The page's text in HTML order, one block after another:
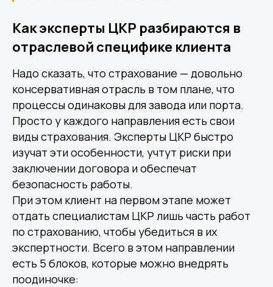
Как эксперты ЦКР разбираются в
отраслевой специфике клиента
Надо сказать, что страхование — довольно
консервативная отрасль в том плане, что
процессы одинаковы для завода или порта.
Просто у каждого направления есть свои
виды страхования. Эксперты ЦКР быстро
изучат эти особенности, учтут риски при
заключении договора и обеспечат
безопасность работы.
При этом клиент на первом этапе может
отдать специалистам ЦКР лишь часть работ
по страхованию, чтобы убедиться в их
экспертности. Всего в этом направлении
есть 5 блоков, которые можно внедрять
поодиночке: